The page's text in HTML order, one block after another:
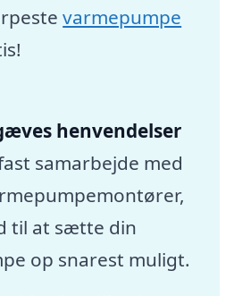
varmepumpe
henvendelser
samarbejde med
til at sætte din
op snarest muligt.